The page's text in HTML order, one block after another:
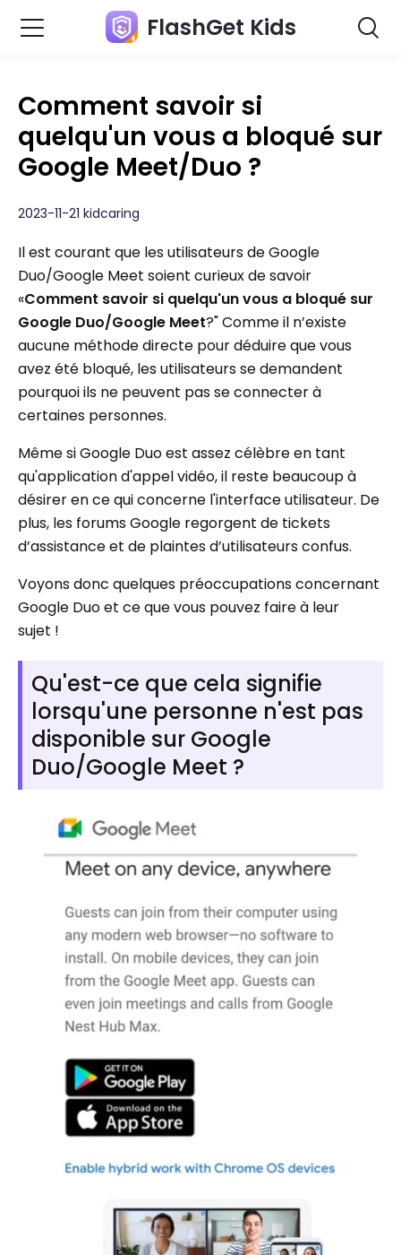
FlashGet Kids
Comment savoir si
quelqu'un vous a bloqué sur
Google Meet/Duo ?
2023-11-21 kidcaring
Il est courant que les utilisateurs de Google
Duo/Google Meet soient curieux de savoir
«Comment savoir si quelqu'un vous a bloqué sur
Google Duo/Google Meet?" Comme il n’existe
aucune méthode directe pour déduire que vous
avez été bloqué, les utilisateurs se demandent
pourquoi ils ne peuvent pas se connecter à
certaines personnes.
Même si Google Duo est assez célèbre en tant
qu'application d'appel vidéo, il reste beaucoup à
désirer en ce qui concerne l'interface utilisateur. De
plus, les forums Google regorgent de tickets
d’assistance et de plaintes d’utilisateurs confus.
Voyons donc quelques préoccupations concernant
Google Duo et ce que vous pouvez faire à leur
sujet !
Qu'est-ce que cela signifie
lorsqu'une personne n'est pas
disponible sur Google
Duo/Google Meet ?